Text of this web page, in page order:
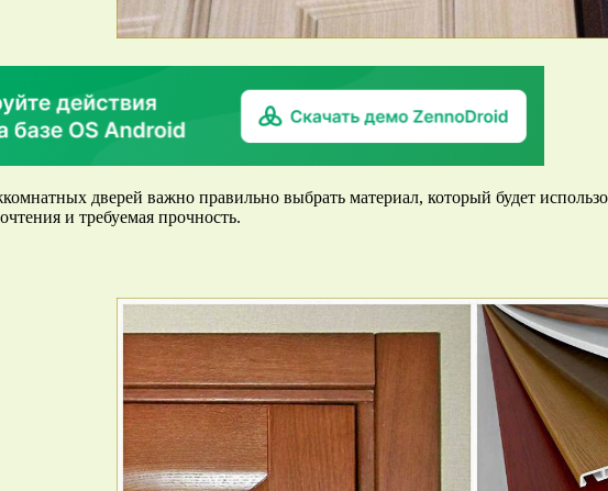
дверей важно правильно выбрать материал, который будет
и требуемая прочность.